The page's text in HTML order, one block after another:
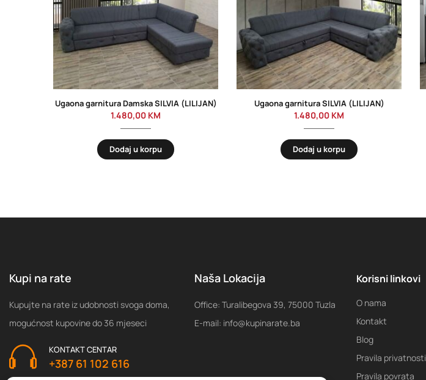
Ugaona garnitura Damska SILVIA (LILIJAN)
1.480,00 KM
Dodaj u korpu
Ugaona garnitura SILVIA (LILIJAN)
1.480,00 KM
Dodaj u korpu
Kupi na rate
Kupujte na rate iz udobnosti svoga doma,
mogućnost kupovine do 36 mjeseci
KONTAKT CENTAR
+387 61 102 616
Naša Lokacija
Office: Turalibegova 39, 75000 Tuzla
E-mail: info@kupinarate.ba
Korisni linkovi
O nama
Kontakt
Blog
Pravila privatnosti
Pravila povrata